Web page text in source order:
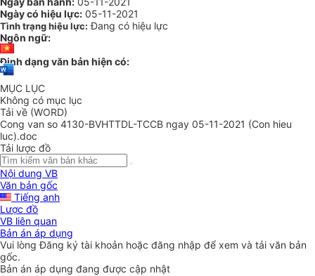
Ngày có hiệu lực: 05-11-2021
Tình trạng hiệu lực: Đang có hiệu lực
Ngôn ngữ:
Định dạng văn bản hiện có:
MỤC LỤC
Không có mục lục
Tải về (WORD)
Cong van so 4130-BVHTTDL-TCCB ngay 05-11-2021 (Con hieu
luc).doc
Tải lược đồ
Nội dung VB
Văn bản gốc
Tiếng anh
Lược đồ
VB liên quan
Bản án áp dụng
Vui lòngĐăng ký tài khoản hoặc đăng nhập để xem và tải văn bản
gốc.
Bản án áp dụng đang được cập nhật